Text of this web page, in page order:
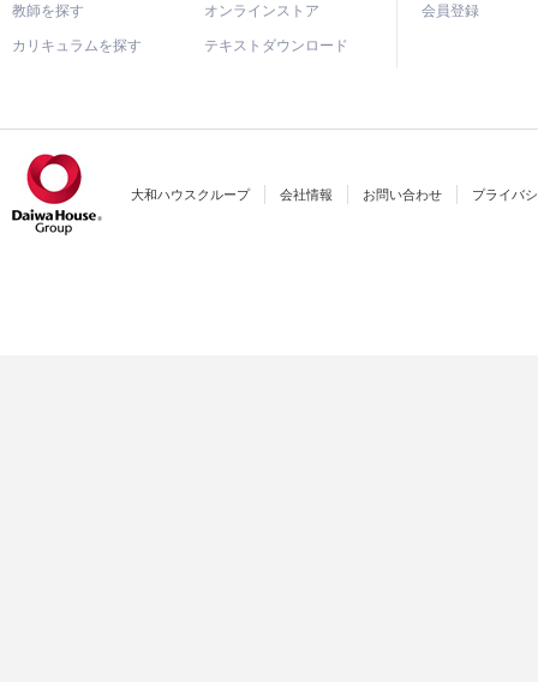
教師を探す オンラインストア
カリキュラムを探す テキストダウンロード
会員登録
大和ハウスクループ 会社情報 お問い合わせ プライバ